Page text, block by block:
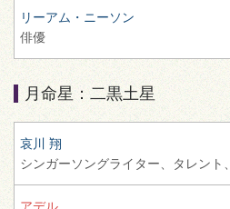
リーアム・ニーソン
俳優
月命星：二黒土星
哀川 翔
シンガーソングライター、
タレント、
アデル